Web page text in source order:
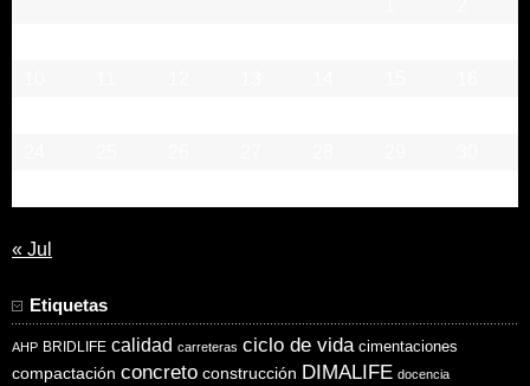
« Jul
Etiquetas
AHP BRIDLIFE calidad carreteras ciclo de vida cimentaciones
compactación concreto construcción DIMALIFE docencia